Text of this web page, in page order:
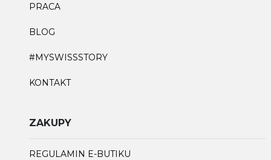
PRACA
BLOG
#MYSWISSSTORY
KONTAKT
ZAKUPY
REGULAMIN E-BUTIKU